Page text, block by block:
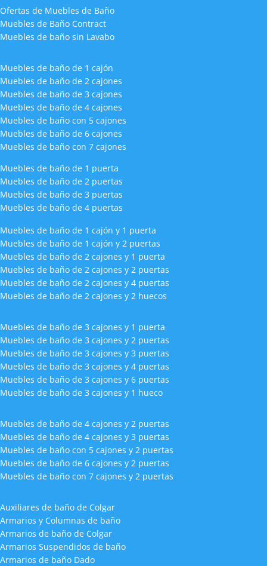
Ofertas de Muebles de Baño
Muebles de Baño Contract
Muebles de baño sin Lavabo
Muebles de baño de 1 cajón
Muebles de baño de 2 cajones
Muebles de baño de 3 cajones
Muebles de baño de 4 cajones
Muebles de baño con 5 cajones
Muebles de baño de 6 cajones
Muebles de baño con 7 cajones
Muebles de baño de 1 puerta
Muebles de baño de 2 puertas
Muebles de baño de 3 puertas
Muebles de baño de 4 puertas
Muebles de baño de 1 cajón y 1 puerta
Muebles de baño de 1 cajón y 2 puertas
Muebles de baño de 2 cajones y 1 puerta
Muebles de baño de 2 cajones y 2 puertas
Muebles de baño de 2 cajones y 4 puertas
Muebles de baño de 2 cajones y 2 huecos
Muebles de baño de 3 cajones y 1 puerta
Muebles de baño de 3 cajones y 2 puertas
Muebles de baño de 3 cajones y 3 puertas
Muebles de baño de 3 cajones y 4 puertas
Muebles de baño de 3 cajones y 6 puertas
Muebles de baño de 3 cajones y 1 hueco
Muebles de baño de 4 cajones y 2 puertas
Muebles de baño de 4 cajones y 3 puertas
Muebles de baño con 5 cajones y 2 puertas
Muebles de baño de 6 cajones y 2 puertas
Muebles de baño con 7 cajones y 2 puertas
Auxiliares de baño de Colgar
Armarios y Columnas de baño
Armarios de baño de Colgar
Armarios Suspendidos de baño
Armarios de baño Dado